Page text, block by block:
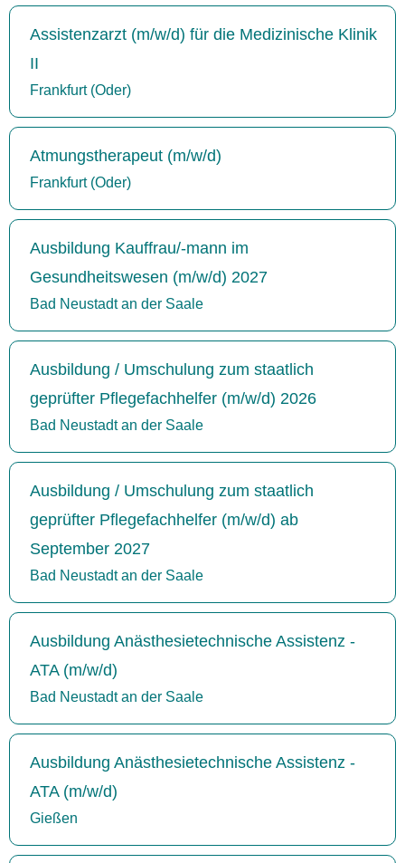
Assistenzarzt (m/w/d) für die Medizinische Klinik
II
Frankfurt (Oder)
Atmungstherapeut (m/w/d)
Frankfurt (Oder)
Ausbildung Kauffrau/-mann im
Gesundheitswesen (m/w/d) 2027
Bad Neustadt an der Saale
Ausbildung / Umschulung zum staatlich
geprüfter Pflegefachhelfer (m/w/d) 2026
Bad Neustadt an der Saale
Ausbildung / Umschulung zum staatlich
geprüfter Pflegefachhelfer (m/w/d) ab
September 2027
Bad Neustadt an der Saale
Ausbildung Anästhesietechnische Assistenz -
ATA (m/w/d)
Bad Neustadt an der Saale
Ausbildung Anästhesietechnische Assistenz -
ATA (m/w/d)
Gießen